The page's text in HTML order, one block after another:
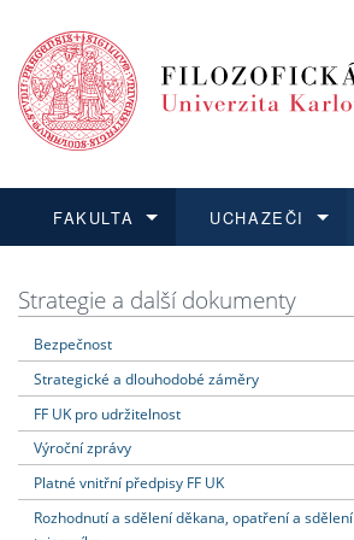
FAKULTA
Dozvědět se více
UCHAZEČI
Podat přihlášku
Dozvědět se více
Dozvědět se více
Dozvědět se více
Strategie a další dokumenty
Bezpečnost
Strategické a dlouhodobé záměry
FF UK pro udržitelnost
Výroční zprávy
Platné vnitřní předpisy FF UK
Rozhodnutí a sdělení děkana, opatření a sdělení